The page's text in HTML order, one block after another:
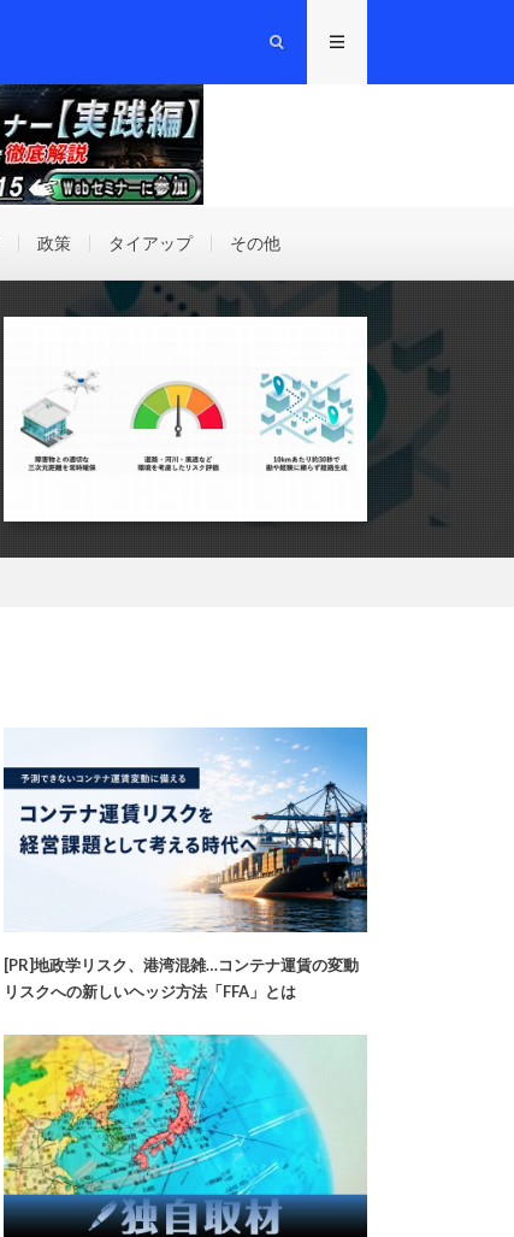
政策 タイアップ その他
[PR]地政学リスク、港湾混雑…コンテナ運賃の変動
リスクへの新しいヘッジ方法「FFA」とは